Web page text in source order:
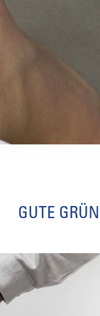
GUTE